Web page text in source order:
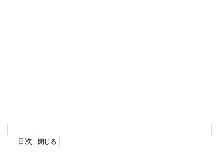
目次